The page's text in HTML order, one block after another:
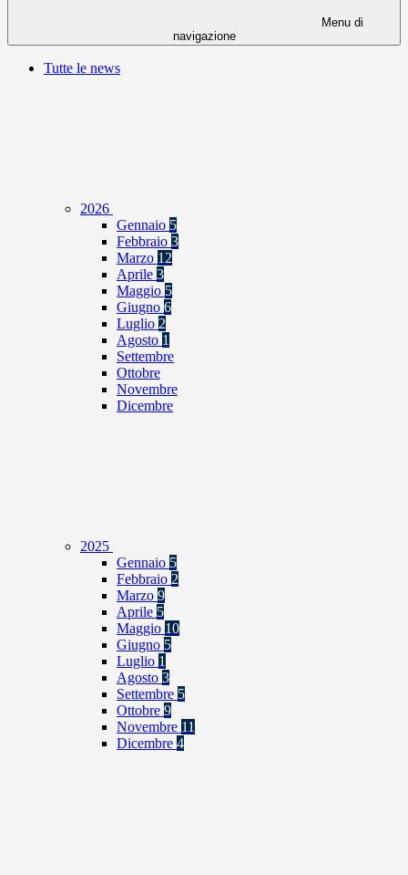
Menu di
navigazione
Tutte le news
2026
Gennaio 5
Febbraio 3
Marzo 12
Aprile 3
Maggio 5
Giugno 6
Luglio 2
Agosto 1
Settembre
Ottobre
Novembre
Dicembre
2025
Gennaio 5
Febbraio 2
Marzo 9
Aprile 5
Maggio 10
Giugno 5
Luglio 1
Agosto 3
Settembre 5
Ottobre 9
Novembre 11
Dicembre 4